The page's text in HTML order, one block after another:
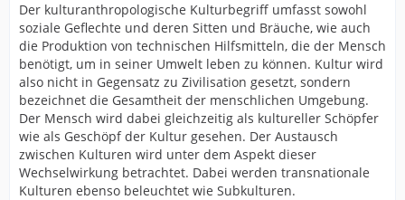
Der kulturanthropologische Kulturbegriff umfasst sowohl
soziale Geflechte und deren Sitten und Bräuche, wie auch
die Produktion von technischen Hilfsmitteln, die der Mensch
benötigt, um in seiner Umwelt leben zu können. Kultur wird
also nicht in Gegensatz zu Zivilisation gesetzt, sondern
bezeichnet die Gesamtheit der menschlichen Umgebung.
Der Mensch wird dabei gleichzeitig als kultureller Schöpfer
wie als Geschöpf der Kultur gesehen. Der Austausch
zwischen Kulturen wird unter dem Aspekt dieser
Wechselwirkung betrachtet. Dabei werden transnationale
Kulturen ebenso beleuchtet wie Subkulturen.